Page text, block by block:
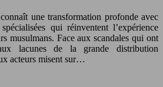
une transformation profonde avec
spécialisées qui réinventent l’expérience
musulmans. Face aux scandales qui ont
lacunes de la grande distribution
acteurs misent sur…